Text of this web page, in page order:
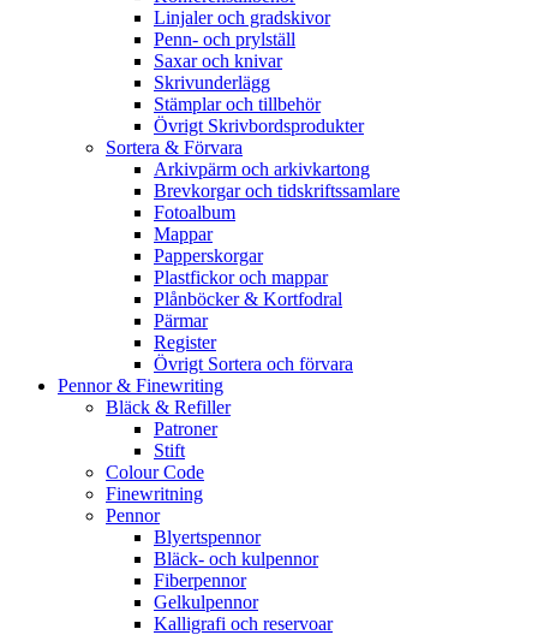
Linjaler och gradskivor
Penn- och prylställ
Saxar och knivar
Skrivunderlägg
Stämplar och tillbehör
Övrigt Skrivbordsprodukter
Sortera & Förvara
Arkivpärm och arkivkartong
Brevkorgar och tidskriftssamlare
Fotoalbum
Mappar
Papperskorgar
Plastfickor och mappar
Plånböcker & Kortfodral
Pärmar
Register
Övrigt Sortera och förvara
Pennor & Finewriting
Bläck & Refiller
Patroner
Stift
Colour Code
Finewritning
Pennor
Blyertspennor
Bläck- och kulpennor
Fiberpennor
Gelkulpennor
Kalligrafi och reservoar